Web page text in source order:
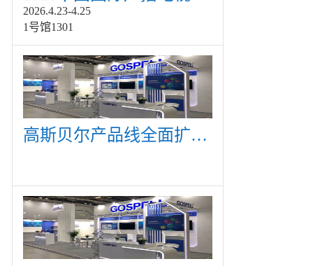
2026.4.23-4.25
1号馆1301
高斯贝尔产品线全面扩展，众多新产品亮相CommunicAsia 2019